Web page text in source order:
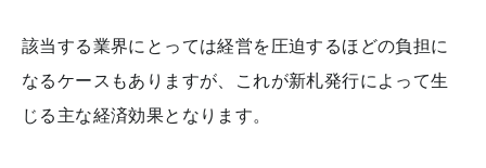
該当する業界にとっては経営を圧迫するほどの負担に
なるケースもありますが、これが新札発行によって生
じる主な経済効果となります。